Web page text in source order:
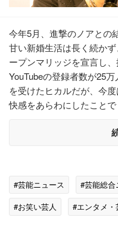
今年5月、進撃のノアとの
甘い新婚生活は長く続か
ープンマリッジを宣言し
YouTubeの登録者数が25
を受けたヒカルだが、今
快感をあらわにしたことで
#芸能ニュース #芸能総合
#お笑い芸人
#エンタメ・